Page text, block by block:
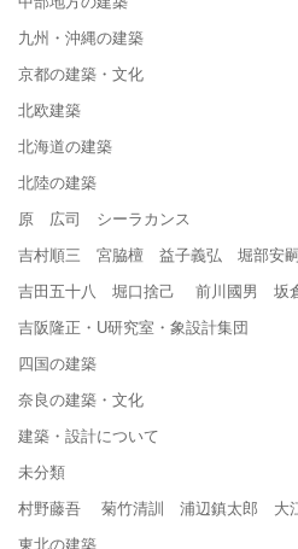
九州・沖縄の建築
京都の建築・文化
北欧建築
北海道の建築
北陸の建築
原 広司 シーラカンス
吉村順三 宮脇檀 益子義弘 堀部安嗣
吉田五十八 堀口捨己 前川國男 坂
吉阪隆正・U研究室・象設計集団
四国の建築
奈良の建築・文化
建築・設計について
未分類
村野藤吾 菊竹清訓 浦辺鎮太郎 大
東北の建築